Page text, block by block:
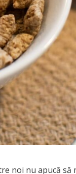
noi nu apucă să